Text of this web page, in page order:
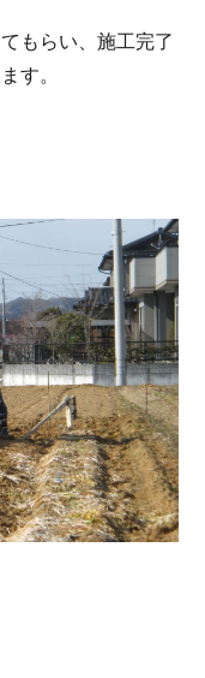
もらい、施工完了
す。